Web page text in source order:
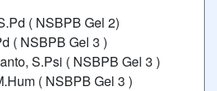
( NSBPB Gel 2)
( NSBPB Gel 3 )
S.Psi ( NSBPB Gel 3 )
( NSBPB Gel 3 )